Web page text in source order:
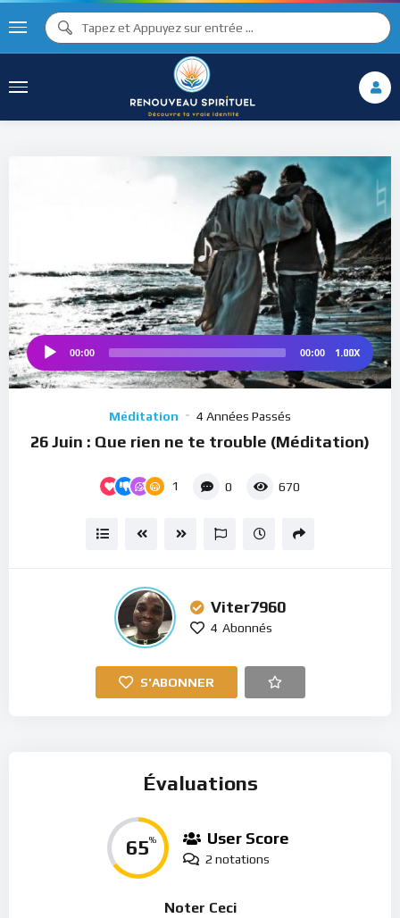
♫ ♩
♯ ♪ ♯ ♬
♫
♮
Audio
00:00 00:00 1.00X
Méditation 4 Années Passés
26 Juin : Que rien ne te trouble (Méditation)
1 0 670
Viter7960
4 Abonnés
S'ABONNER
Évaluations
65% User Score
2 notations
Noter Ceci